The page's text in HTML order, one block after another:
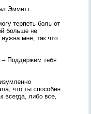
Эмметт.
терпеть боль от
больше не
мне, так что
Поддержим тебя
что ты способен
всегда, либо все,